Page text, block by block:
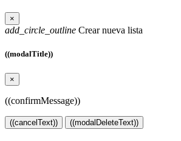
×
add_circle_outline Crear nueva lista
((modalTitle))
×
((confirmMessage))
((cancelText)) ((modalDeleteText))